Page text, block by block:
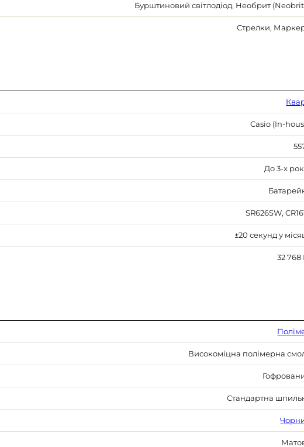
Бурштиновий світлодіод, Необрит
Стрелки,
Casio (In-
До 3-х
SR626SW,
±20 секунд у
32 768
Високоміцна полімерна
Стандартна